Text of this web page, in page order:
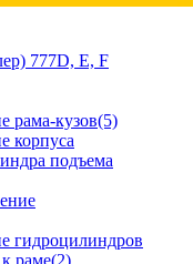
777D, E, F
рама-кузов(5)
корпуса
подъема
гидроцилиндров
раме(2)